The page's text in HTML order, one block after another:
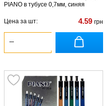
PIANO в тубусе 0,7мм, синяя
Цена за шт: 4.59 грн